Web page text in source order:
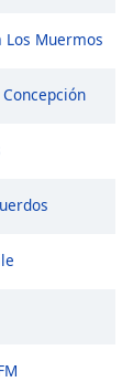
Los Muermos